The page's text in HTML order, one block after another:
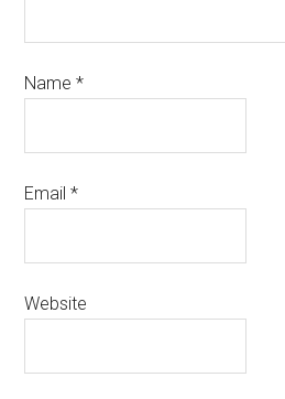
Name*
Email*
Website